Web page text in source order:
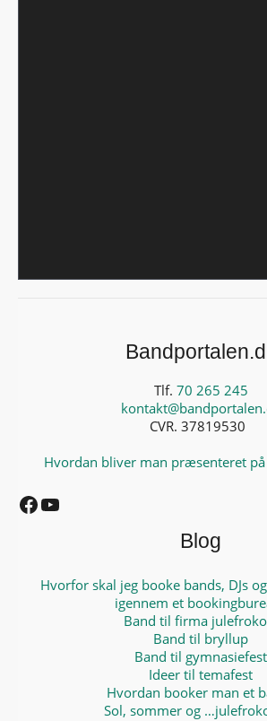
Tlf. 70 265 245
CVR. 37819530
Hvordan bliver man præsenteret
Facebook
Blog
Hvorfor skal jeg booke bands, DJs
igennem et
Band til firma
Band til bryllup
Band til gymnasiefest
Ideer til temafest
Hvordan booker man et
Sol, sommer og